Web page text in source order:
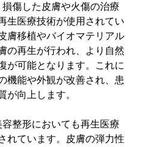
損傷した皮膚や火傷の治療
生医療技術が使用されてい
膚移植やバイオマテリアル
の再生が行われ、より自然
が可能となります。これに
機能や外観が改善され、患
が向上します。
容整形においても再生医療
れています。皮膚の弾力性